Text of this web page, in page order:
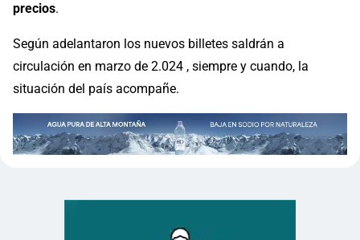
precios.
Según adelantaron los nuevos billetes saldrán a
circulación en marzo de 2.024 , siempre y cuando, la
situación del país acompañe.